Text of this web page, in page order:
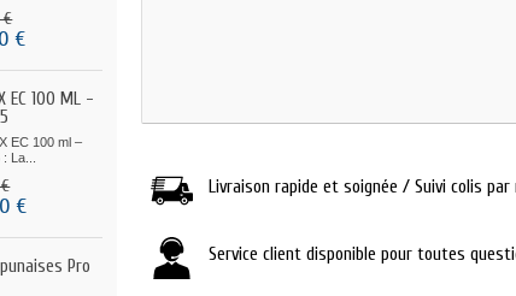
€
€
EC 100 ML -
EC 100 ml –
: La...
€
Pro
Livraison rapide et soignée / Suivi colis
Service client disponible pour toutes